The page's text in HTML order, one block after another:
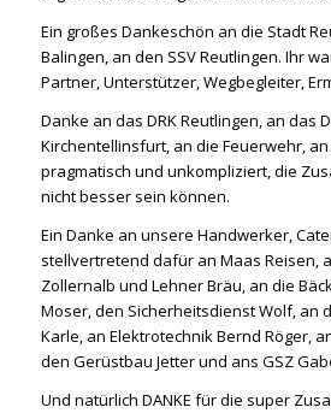
Ein großes Dankeschön an die Stadt
Balingen, an den SSV Reutlingen. Ihr
Partner, Unterstützer, Wegbegleiter,
Danke an das DRK Reutlingen, an das
Kirchentellinsfurt, an die Feuerwehr, an
pragmatisch und unkompliziert, die
nicht besser sein können.
Ein Danke an unsere Handwerker,
stellvertretend dafür an Maas Reisen,
Zollernalb und Lehner Bräu, an die
Moser, den Sicherheitsdienst Wolf, an
Karle, an Elektrotechnik Bernd Röger,
den Gerüstbau Jetter und ans GSZ
Und natürlich DANKE für die super